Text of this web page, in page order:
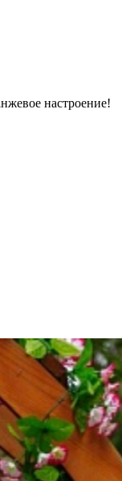
настроение!